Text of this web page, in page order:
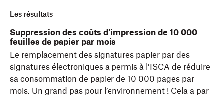
Les résultats
Suppression des coûts d’impression de 10 000
feuilles de papier par mois
Le remplacement des signatures papier par des
signatures électroniques a permis à l’ISCA de réduire
sa consommation de papier de 10 000 pages par
mois. Un grand pas pour l’environnement ! Cela a par